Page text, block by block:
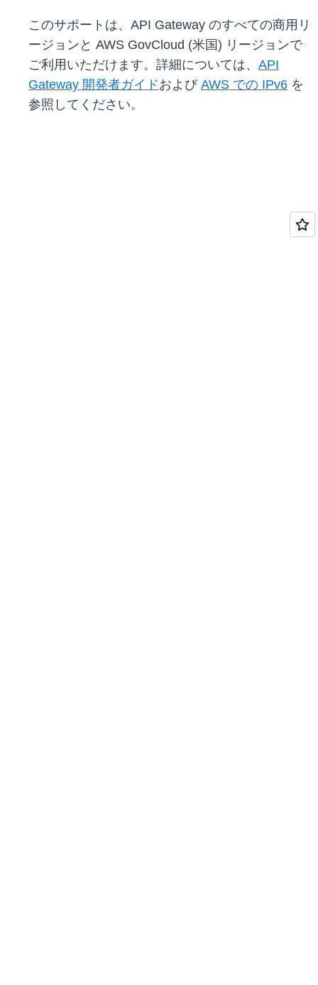
このサポートは、API Gateway のすべての商用リ
ージョンと AWS GovCloud (米国) リージョンで
ご利用いただけます。詳細については、 API
Gateway 開発者ガイドおよび AWS での IPv6 を
参照してください。